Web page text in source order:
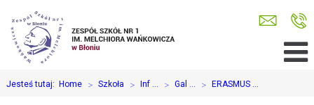
Jesteś tutaj: Home > Szkoła > Inf ... > Gal ... > ERASMUS ...